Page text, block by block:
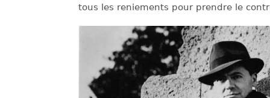
tous les reniements pour prendre le